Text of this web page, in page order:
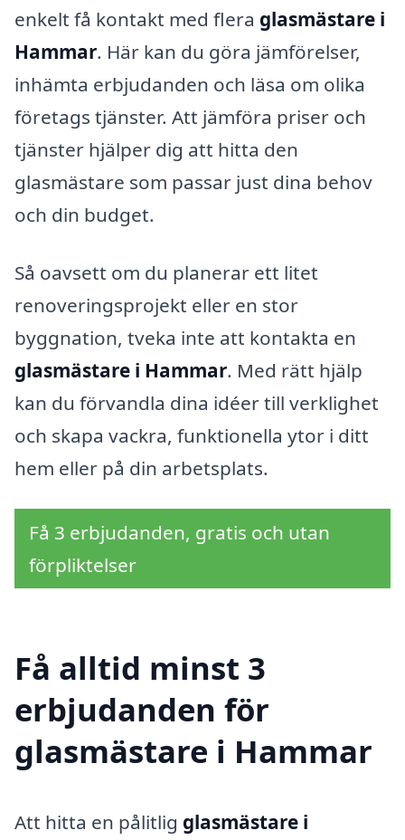
enkelt få kontakt med flera glasmästare i
Hammar. Här kan du göra jämförelser,
inhämta erbjudanden och läsa om olika
företags tjänster. Att jämföra priser och
tjänster hjälper dig att hitta den
glasmästare som passar just dina behov
och din budget.
Så oavsett om du planerar ett litet
renoveringsprojekt eller en stor
byggnation, tveka inte att kontakta en
glasmästare i Hammar. Med rätt hjälp
kan du förvandla dina idéer till verklighet
och skapa vackra, funktionella ytor i ditt
hem eller på din arbetsplats.
Få 3 erbjudanden, gratis och utan
förpliktelser
Få alltid minst 3
erbjudanden för
glasmästare i Hammar
Att hitta en pålitlig glasmästare i